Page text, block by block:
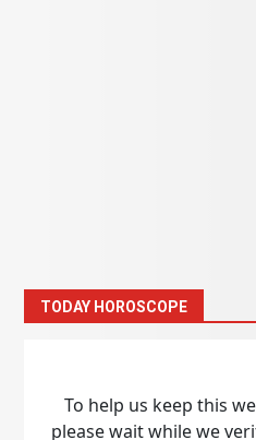
TODAY HOROSCOPE